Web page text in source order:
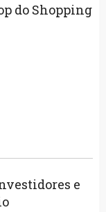
do Shopping
e